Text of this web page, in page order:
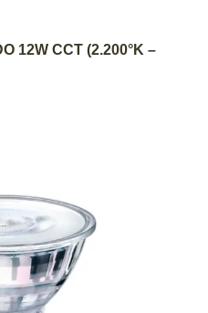
CARRITO
12W CCT (2.200°K –